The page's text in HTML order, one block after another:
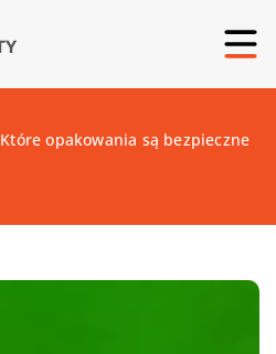
Które opakowania są bezpieczne